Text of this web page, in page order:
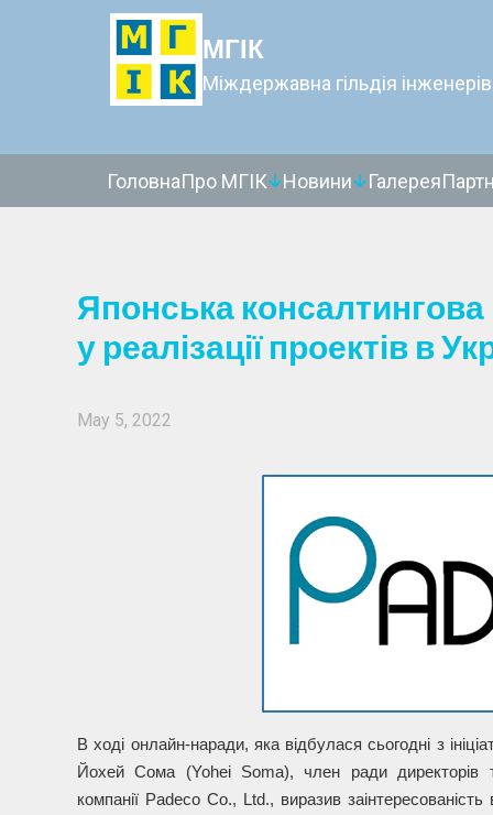
МГІК
Міждержавна гільдія
ГоловнаПро МГІК Новини Галерея
Японська консалтингова
у реалізації проектів в
May 5, 2022
В ході онлайн-наради, яка відбулася сьогодні з
Йохей Сома (Yohei Soma), член ради директорів
компанії Padeco Co., Ltd., виразив